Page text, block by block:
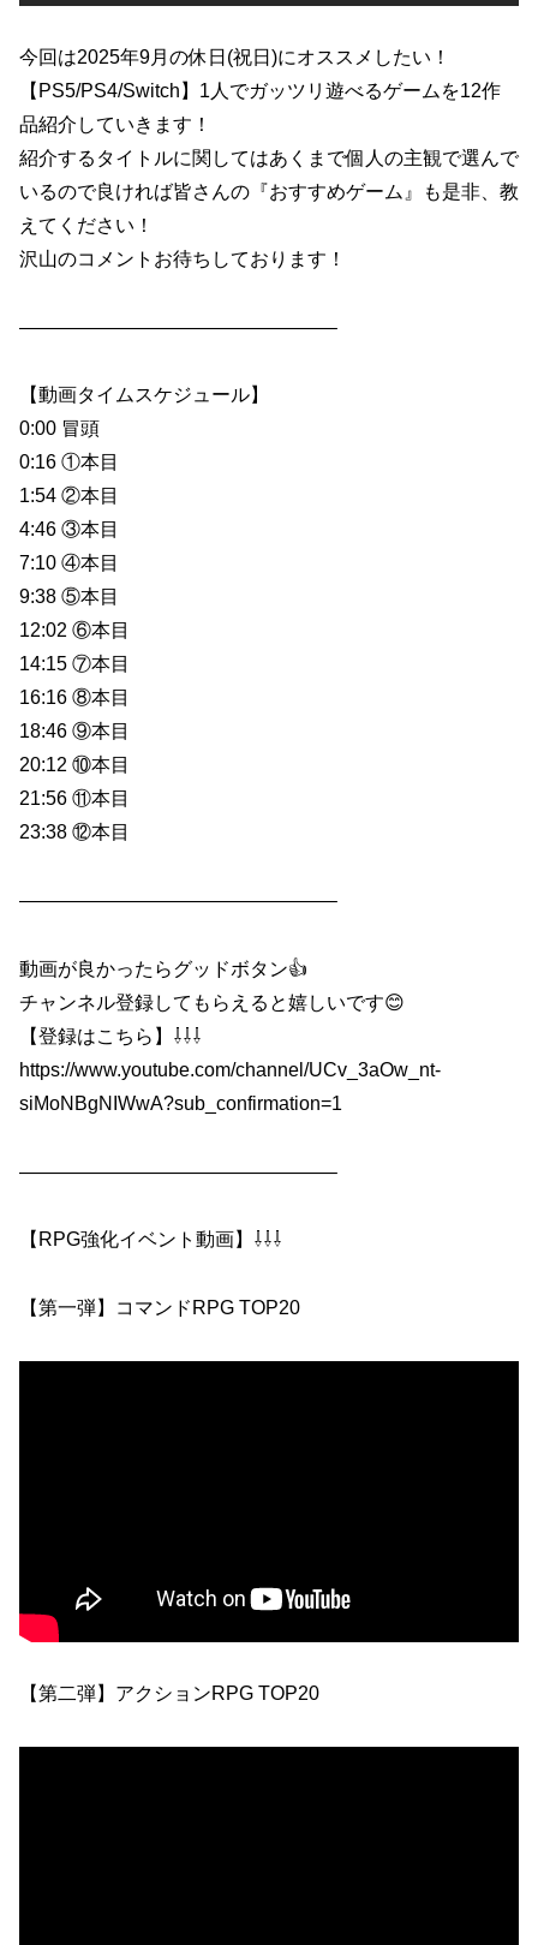
今回は2025年9月の休日(祝日)にオススメしたい！
【PS5/PS4/Switch】1人でガッツリ遊べるゲームを12作
品紹介していきます！
紹介するタイトルに関してはあくまで個人の主観で選んで
いるので良ければ皆さんの『おすすめゲーム』も是非、教
えてください！
沢山のコメントお待ちしております！
————————————————–
【動画タイムスケジュール】
0:00 冒頭
0:16 ①本目
1:54 ②本目
4:46 ③本目
7:10 ④本目
9:38 ⑤本目
12:02 ⑥本目
14:15 ⑦本目
16:16 ⑧本目
18:46 ⑨本目
20:12 ⑩本目
21:56 ⑪本目
23:38 ⑫本目
————————————————–
動画が良かったらグッドボタン👍
チャンネル登録してもらえると嬉しいです😊
【登録はこちら】⇩⇩⇩
https://www.youtube.com/channel/UCv_3aOw_nt-
siMoNBgNIWwA?sub_confirmation=1
————————————————–
【RPG強化イベント動画】⇩⇩⇩
【第一弾】コマンドRPG TOP20
【第二弾】アクションRPG TOP20